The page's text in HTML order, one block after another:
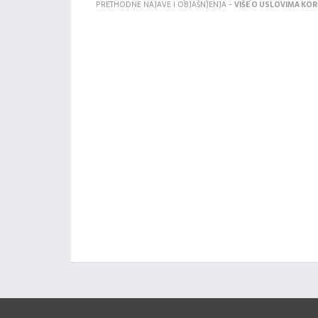
PRETHODNE NAJAVE I OBJAŠNJENJA -VIŠE O USLOVIMA